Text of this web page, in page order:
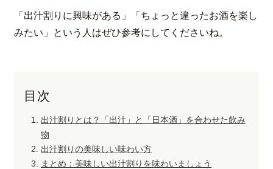
「出汁割りに興味がある」「ちょっと違ったお酒を楽し
みたい」という人はぜひ参考にしてくださいね。
目次
出汁割りとは？「出汁」と「日本酒」を合わせた飲み
物
出汁割りの美味しい味わい方
まとめ：美味しい出汁割りを味わいましょう